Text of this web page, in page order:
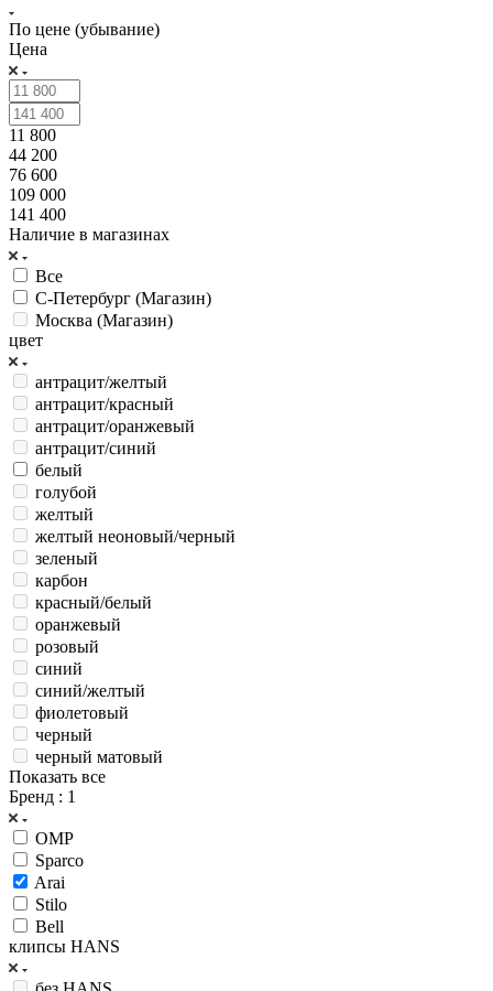
По цене (убывание)
Цена
11 800
44 200
76 600
109 000
141 400
Наличие в магазинах
Все
С-Петербург (Магазин)
Москва (Магазин)
цвет
антрацит/желтый
антрацит/красный
антрацит/оранжевый
антрацит/синий
белый
голубой
желтый
желтый неоновый/черный
зеленый
карбон
красный/белый
оранжевый
розовый
синий
синий/желтый
фиолетовый
черный
черный матовый
Показать все
Бренд : 1
OMP
Sparco
Arai
Stilo
Bell
клипсы HANS